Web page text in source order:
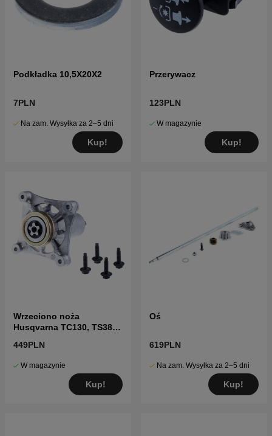
Podkładka 10,5X20X2
7PLN
Na zam. Wysyłka za 2–5 dni
Kup!
Przerywacz
123PLN
W magazynie
Kup!
Wrzeciono noża
Husqvarna TC130, TS38,
inne
449PLN
W magazynie
Kup!
Oś
619PLN
Na zam. Wysyłka za 2–5 dni
Kup!